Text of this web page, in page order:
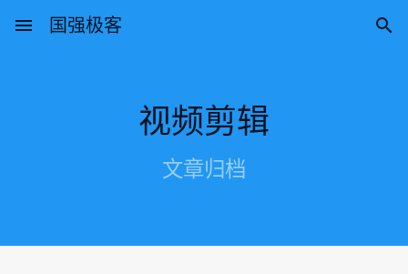
menu 国强极客 
视频剪辑
文章归档